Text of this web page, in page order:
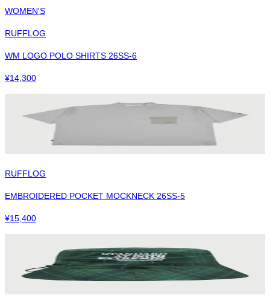
WOMEN'S
RUFFLOG
WM LOGO POLO SHIRTS 26SS-6
¥14,300
RUFFLOG
EMBROIDERED POCKET MOCKNECK 26SS-5
¥15,400